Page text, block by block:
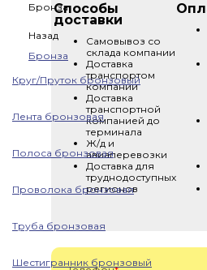
Бронза
Назад
Бронза
Круг/Пруток бронзовый
Лента бронзовая
Полоса бронзовая
Проволока бронзовая
Труба бронзовая
Шестигранник бронзовый
Способы
доставки
Самовывоз со
склада компании
Доставка
транспортом
компании
Доставка
транспортной
компанией до
терминала
Ж/д и
авиаперевозки
Доставка для
труднодоступных
регионов